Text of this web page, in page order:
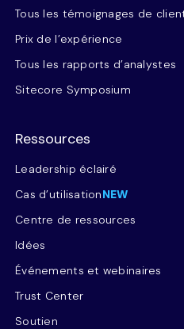
Tous les témoignages de
Prix de l’expérience
Tous les rapports d’analystes
Sitecore Symposium
Ressources
Leadership éclairé
Cas d’utilisationNEW
Centre de ressources
Idées
Événements et webinaires
Trust Center
Soutien